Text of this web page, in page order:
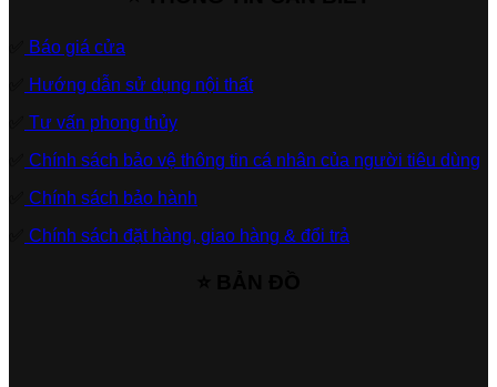
Báo giá cửa
Hướng dẫn sử dụng nội thất
Tư vấn phong thủy
Chính sách bảo vệ thông tin cá nhân của người tiêu dùng
Chính sách bảo hành
Chính sách đặt hàng, giao hàng & đổi trả